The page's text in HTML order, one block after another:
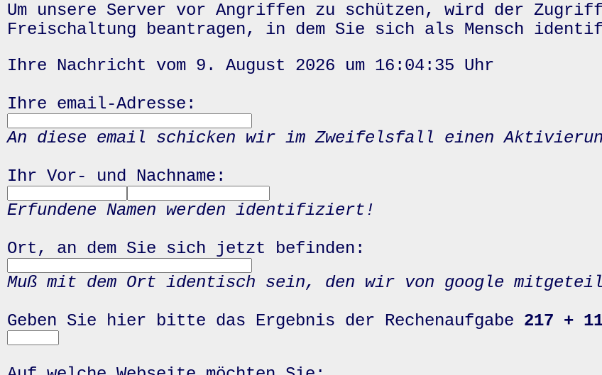
Um unsere Server vor Angriffen zu schützen, wird der
Freischaltung beantragen, in dem Sie sich als Mensch
Ihre Nachricht vom 9. August 2026 um 16:04:35 Uhr
Ihre email-Adresse:
An diese email schicken wir im Zweifelsfall einen
Ihr Vor- und Nachname:
Erfundene Namen werden identifiziert!
Ort, an dem Sie sich jetzt befinden:
Muß mit dem Ort identisch sein, den wir von google mitgeteilt
Geben Sie hier bitte das Ergebnis der Rechenaufgabe 217 +